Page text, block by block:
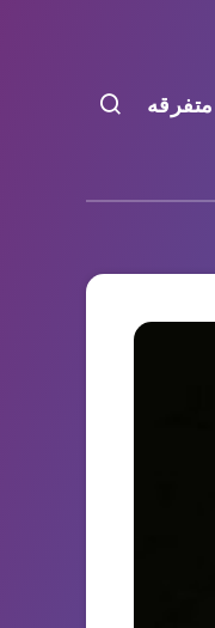
متفرقه